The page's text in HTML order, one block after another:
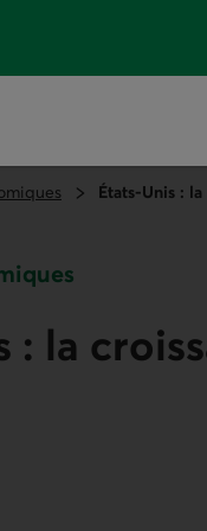
États-Unis :
: la